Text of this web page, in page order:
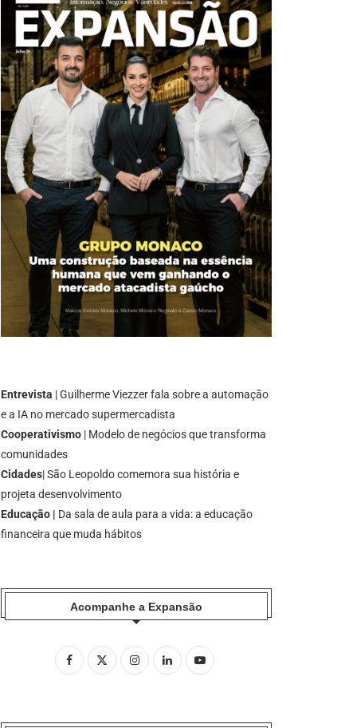
Entrevista | Guilherme Viezzer fala sobre a automação
e a IA no mercado supermercadista
Cooperativismo | Modelo de negócios que transforma
comunidades
Cidades| São Leopoldo comemora sua história e
projeta desenvolvimento
Educação | Da sala de aula para a vida: a educação
financeira que muda hábitos
Acompanhe a Expansão